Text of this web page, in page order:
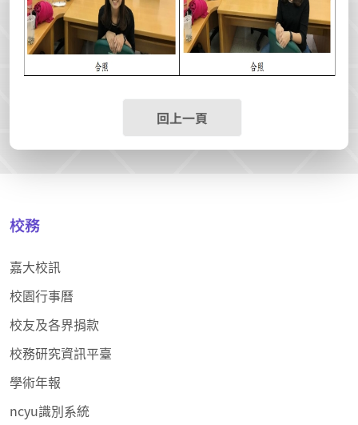
回上一頁
校務
嘉大校訊
校園行事曆
校友及各界捐款
校務研究資訊平臺
學術年報
ncyu識別系統